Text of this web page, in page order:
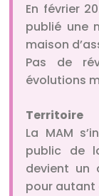
En février
publié une
maison
Pas de
évolutions
Territoire
La MAM
public de
devient un
pour autant